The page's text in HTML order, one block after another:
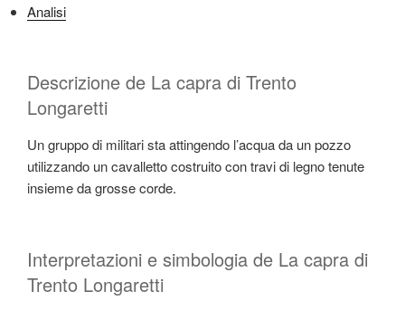
Analisi
Descrizione de La capra di Trento
Longaretti
Un gruppo di militari sta attingendo l’acqua da un pozzo
utilizzando un cavalletto costruito con travi di legno tenute
insieme da grosse corde.
Interpretazioni e simbologia de La capra di
Trento Longaretti